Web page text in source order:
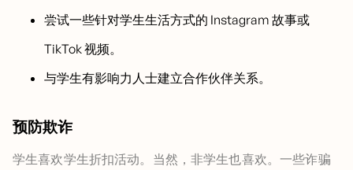
尝试一些针对学生生活方式的 Instagram 故事或
TikTok 视频。
与学生有影响力人士建立合作伙伴关系。
预防欺诈
学生喜欢学生折扣活动。当然，非学生也喜欢。一些诈骗